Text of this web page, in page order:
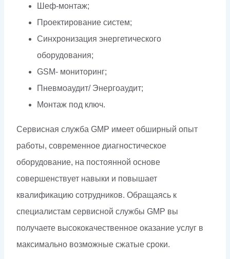
Шеф-монтаж;
Проектирование систем;
Синхронизация энергетического
оборудования;
GSM- мониторинг;
Пневмоаудит/ Энергоаудит;
Монтаж под ключ.
Сервисная служба GMP имеет обширный опыт
работы, современное диагностическое
оборудование, на постоянной основе
совершенствует навыки и повышает
квалификацию сотрудников. Обращаясь к
специалистам сервисной службы GMP вы
получаете высококачественное оказание услуг в
максимально возможные сжатые сроки.